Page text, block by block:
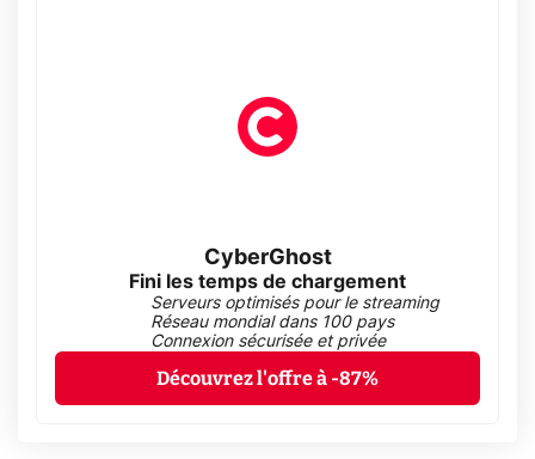
CyberGhost
Fini les temps de chargement
Serveurs optimisés pour le streaming
Réseau mondial dans 100 pays
Connexion sécurisée et privée
Découvrez l'offre à -87%